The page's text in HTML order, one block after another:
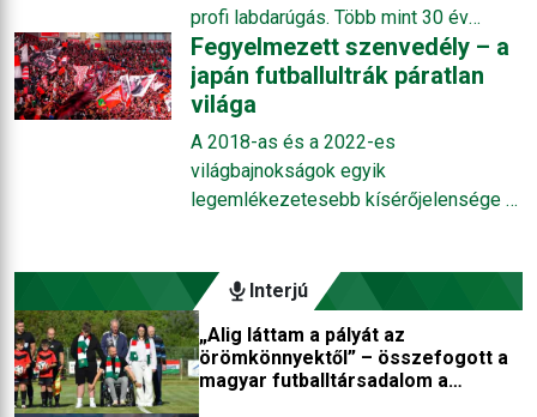
profi labdarúgás. Több mint 30 év
elteltével azonban Japán Ázsia
meghatározó futballnagyhatalmává vált:
rendszeres résztvevője a
világbajnokságoknak, klasszis
játékosokat nevel, és folyamatosan
emeli a futball színvonalát a
professzionális működés alatt ilyen
sikeres a japán futball?
Fegyelmezett szenvedély – a
japán futballultrák páratlan
világa
A 2018-as és a 2022-es
világbajnokságok egyik
legemlékezetesebb kísérőjelensége a
készült felvételek bejárták a világsajtót.
Amin a nagyvilág ledöbbent, az a
japánoknak teljesen természetes. A
fanatizmus, a szenvedély és a
megszállottság ugyanis nem zárja ki,
Interjú
„Alig láttam a pályát az
örömkönnyektől” – összefogott a
magyar futballtársadalom a
kerekesszékbe került játékosért